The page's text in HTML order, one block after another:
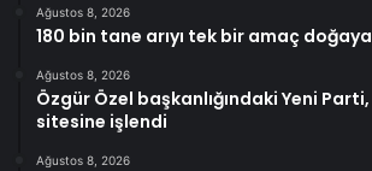
Ağustos 8, 2026
180 bin tane arıyı tek bir amaç
Ağustos 8, 2026
Özgür Özel başkanlığındaki Yeni
sitesine işlendi
Ağustos 8, 2026